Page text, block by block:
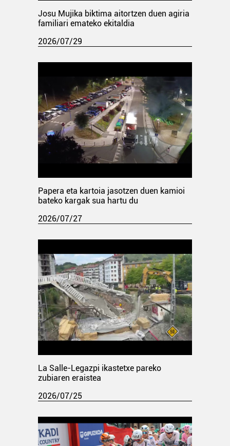
Josu Mujika biktima aitortzen duen agiria
familiari emateko ekitaldia
2026/07/29
Papera eta kartoia jasotzen duen kamioi
bateko kargak sua hartu du
2026/07/27
La Salle-Legazpi ikastetxe pareko
zubiaren eraistea
2026/07/25